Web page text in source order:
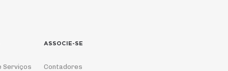
Serviços
ASSOCIE-SE
Contadores